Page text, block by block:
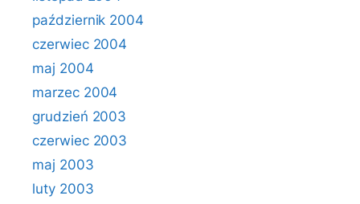
październik 2004
czerwiec 2004
maj 2004
marzec 2004
grudzień 2003
czerwiec 2003
maj 2003
luty 2003